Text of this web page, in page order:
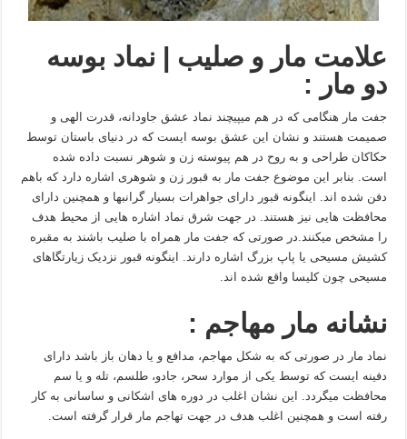
علامت مار و صلیب | نماد بوسه
دو مار :
جفت مار هنگامی که در هم میپیچند نماد عشق جاودانه، قدرت الهی و
صمیمت هستند و نشان این عشق بوسه ایست که در دنیای باستان توسط
حکاکان طراحی و به روح در هم پیوسته زن و شوهر نسبت داده شده
است. بنابر این موضوع جفت مار به قبور زن و شوهری اشاره دارد که باهم
دفن شده اند. اینگونه قبور دارای جواهرات بسیار گرانبها و همچنین دارای
محافظت هایی نیز هستند. در جهت شرق نماد اشاره هایی از محیط هدف
را مشخص میکنند.در صورتی که جفت مار همراه با صلیب باشند به مقبره
کشیش مسیحی یا پاپ بزرگ اشاره دارند. اینگونه قبور نزدیک زیارتگاهای
مسیحی چون کلیسا واقع شده اند.
نشانه مار مهاجم :
نماد مار در صورتی که به شکل مهاجم، مدافع و یا دهان باز باشد دارای
دفینه ایست که توسط یکی از موارد سحر، جادو، طلسم، تله و یا سم
محافظت میگردد. این نشان اغلب در دوره های اشکانی و ساسانی به کار
رفته است و همچنین اغلب هدف در جهت تهاجم مار قرار گرفته است.